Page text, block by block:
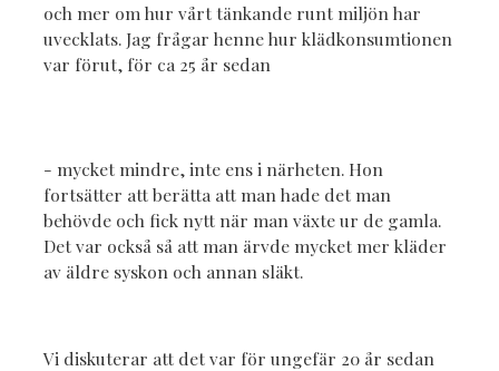
och mer om hur vårt tänkande runt miljön har
uvecklats. Jag frågar henne hur klädkonsumtionen
var förut, för ca 25 år sedan
- mycket mindre, inte ens i närheten. Hon
fortsätter att berätta att man hade det man
behövde och fick nytt när man växte ur de gamla.
Det var också så att man ärvde mycket mer kläder
av äldre syskon och annan släkt.
Vi diskuterar att det var för ungefär 20 år sedan